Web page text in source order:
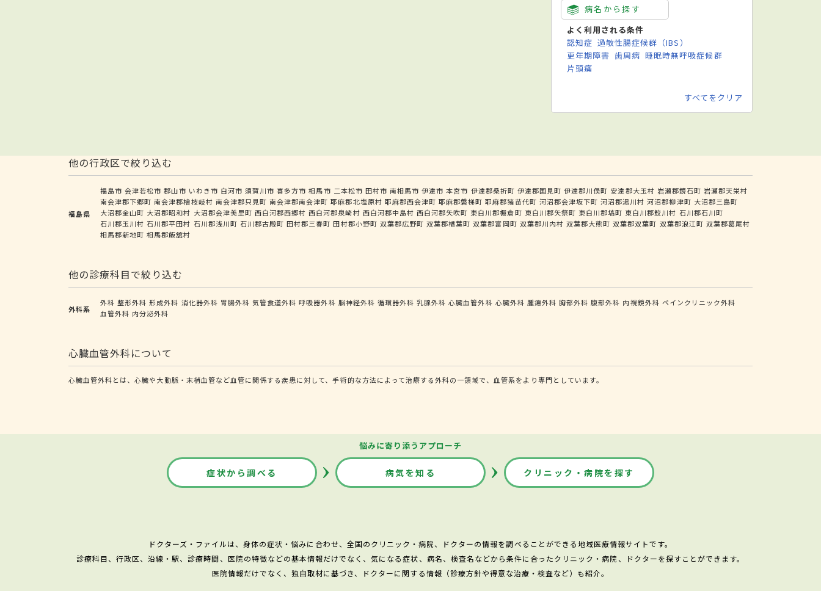
病名から探す
よく利用される条件
認知症 過敏性腸症候群（IBS）
更年期障害 歯周病 睡眠時無呼吸症候群
片頭痛
すべてをクリア
他の行政区で絞り込む
福島県
福島市 会津若松市 郡山市 いわき市 白河市 須賀川市 喜多方市 相馬市 二本松市 田村市 南相馬市 伊達市 本宮市 伊達郡桑折町 伊達郡国見町 伊達郡川俣町 安達郡大玉村 岩瀬郡鏡石町 岩瀬郡天栄村
南会津郡下郷町 南会津郡檜枝岐村 南会津郡只見町 南会津郡南会津町 耶麻郡北塩原村 耶麻郡西会津町 耶麻郡磐梯町 耶麻郡猪苗代町 河沼郡会津坂下町 河沼郡湯川村 河沼郡柳津町 大沼郡三島町
大沼郡金山町 大沼郡昭和村 大沼郡会津美里町 西白河郡西郷村 西白河郡泉崎村 西白河郡中島村 西白河郡矢吹町 東白川郡棚倉町 東白川郡矢祭町 東白川郡塙町 東白川郡鮫川村 石川郡石川町
石川郡玉川村 石川郡平田村 石川郡浅川町 石川郡古殿町 田村郡三春町 田村郡小野町 双葉郡広野町 双葉郡楢葉町 双葉郡富岡町 双葉郡川内村 双葉郡大熊町 双葉郡双葉町 双葉郡浪江町 双葉郡葛尾村
相馬郡新地町 相馬郡飯舘村
他の診療科目で絞り込む
外科系
外科 整形外科 形成外科 消化器外科 胃腸外科 気管食道外科 呼吸器外科 脳神経外科 循環器外科 乳腺外科 心臓血管外科 心臓外科 腫瘍外科 胸部外科 腹部外科 内視鏡外科 ペインクリニック外科
血管外科 内分泌外科
心臓血管外科について
心臓血管外科とは、心臓や大動脈・末梢血管など血管に関係する疾患に対して、手術的な方法によって治療する外科の一領域で、血管系をより専門としています。
悩みに寄り添うアプローチ
症状から調べる 病気を知る クリニック・病院を探す
ドクターズ・ファイルは、身体の症状・悩みに合わせ、全国のクリニック・病院、ドクターの情報を調べることができる地域医療情報サイトです。
診療科目、行政区、沿線・駅、診療時間、医院の特徴などの基本情報だけでなく、気になる症状、病名、検査名などから条件に合ったクリニック・病院、ドクターを探すことができます。
医院情報だけでなく、独自取材に基づき、ドクターに関する情報（診療方針や得意な治療・検査など）も紹介。